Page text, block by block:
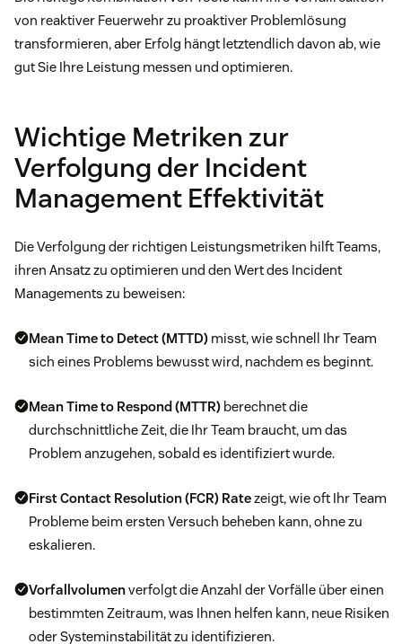
von reaktiver Feuerwehr zu proaktiver Problemlösung
transformieren, aber Erfolg hängt letztendlich davon ab, wie
gut Sie Ihre Leistung messen und optimieren.
Wichtige Metriken zur
Verfolgung der Incident
Management Effektivität
Die Verfolgung der richtigen Leistungsmetriken hilft Teams,
ihren Ansatz zu optimieren und den Wert des Incident
Managements zu beweisen:
Mean Time to Detect (MTTD) misst, wie schnell Ihr Team
sich eines Problems bewusst wird, nachdem es beginnt.
Mean Time to Respond (MTTR) berechnet die
durchschnittliche Zeit, die Ihr Team braucht, um das
Problem anzugehen, sobald es identifiziert wurde.
First Contact Resolution (FCR) Ratezeigt, wie oft Ihr Team
Probleme beim ersten Versuch beheben kann, ohne zu
eskalieren.
Vorfallvolumenverfolgt die Anzahl der Vorfälle über einen
bestimmten Zeitraum, was Ihnen helfen kann, neue Risiken
oder Systeminstabilität zu identifizieren.